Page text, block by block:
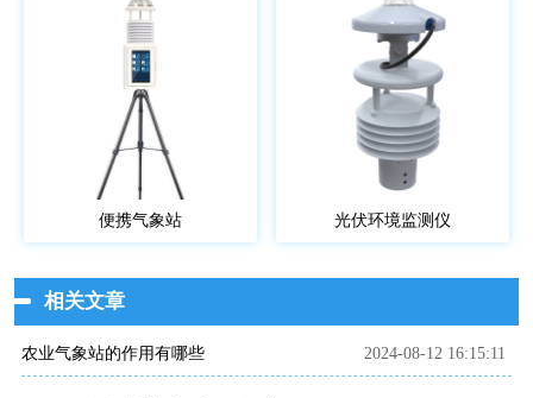
便携气象站 光伏环境监测仪
相关文章
农业气象站的作用有哪些 2024-08-12 16:15:11